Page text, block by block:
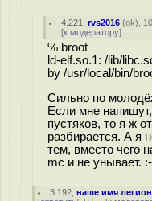
4.221 ,rvs2016 (ok),
[к модератору]
% broot
ld-elf.so.1: /lib/
by /usr/local/bin/
Сильно по
Если мне
пустяков, то я ж
разбирается. А я
тем, вместо чего
mc и не унывает.
3.192 ,наше имя легион